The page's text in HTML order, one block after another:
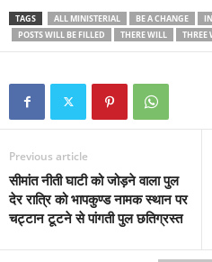
TAGS ALL MINISTERIAL BE A CHANGE
POSTS WILL BE FILLED
THERE WILL THREE
Previous article
सीमांत नीती घाटी को जोड़ने वाला पुल
देर रात्रि को भापकुण्ड नामक स्थान पर
चट्टान टूटने से पांगती पुल छतिग्रस्त